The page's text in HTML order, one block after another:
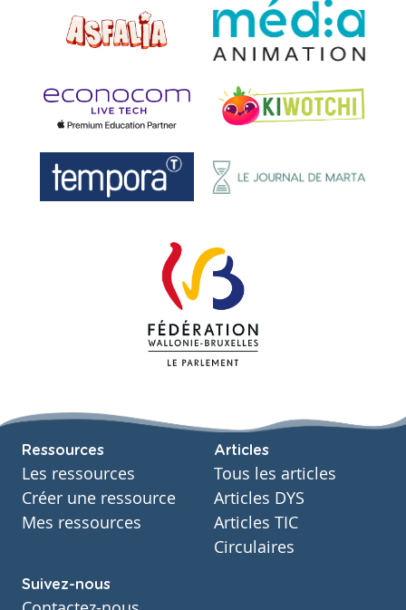
Ressources
Les ressources
Créer une ressource
Mes ressources
Articles
Tous les articles
Articles DYS
Articles TIC
Circulaires
Suivez-nous